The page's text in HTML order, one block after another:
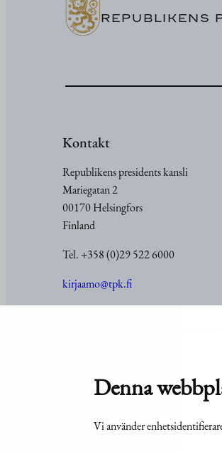
Denna
Vi använder
REPUBLIKENS
Kontakt
Republikens presidents kansli
Mariegatan 2
00170 Helsingfors
Finland
Tel. +358 (0)29 522 6000
kirjaamo@tpk.fi